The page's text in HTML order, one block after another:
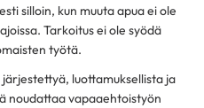
silloin, kun muuta apua ei ole
Tarkoitus ei ole syödä
työtä.
luottamuksellista ja
noudattaa vapaaehtoistyön